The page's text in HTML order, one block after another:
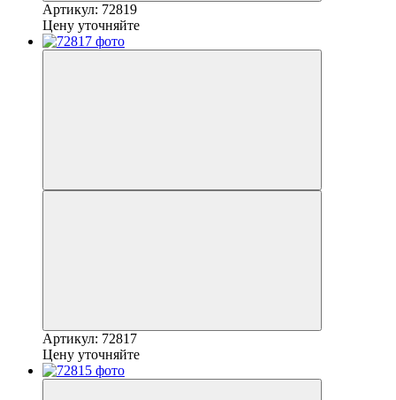
Артикул: 72819
Цену уточняйте
Артикул: 72817
Цену уточняйте